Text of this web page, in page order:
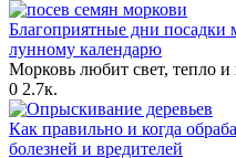
Благоприятные дни посадки
лунному календарю
Морковь любит свет, тепло
0 2.7к.
Как правильно и когда
болезней и вредителей